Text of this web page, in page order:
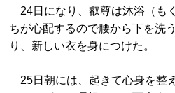
24日になり、叡尊は沐浴（も
ちが心配するので腰から下を洗
り、新しい衣を身につけた。
25日朝には、起きて心身を整